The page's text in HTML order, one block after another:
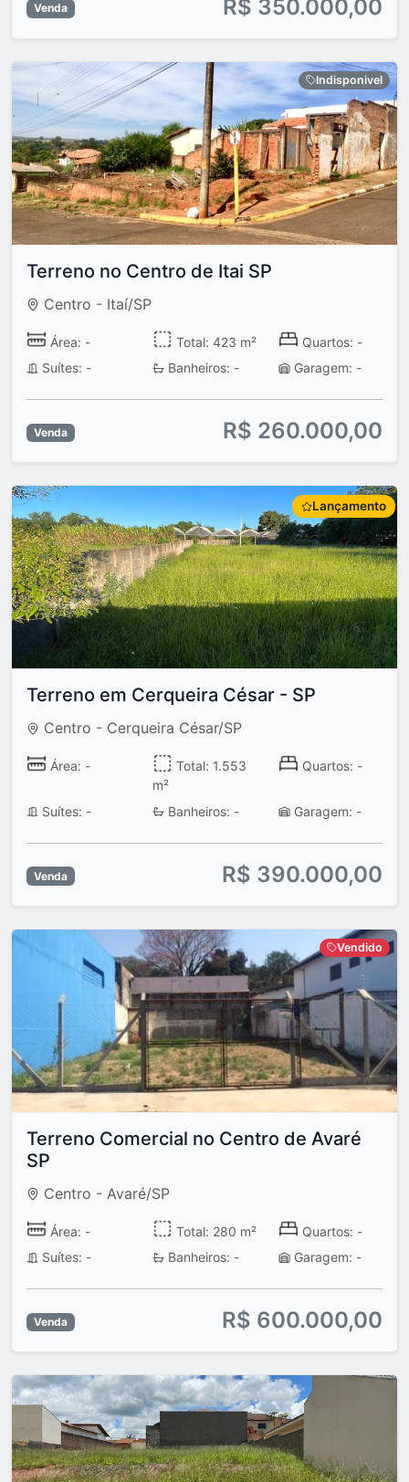
Venda R$ 350.000,00
Indisponivel
Terreno no Centro de Itai SP
Centro - Itaí/SP
Área: - Total: 423 m²
Quartos: -
Suítes: -
Banheiros: - Garagem: -
Venda R$ 260.000,00
Lançamento
Terreno em Cerqueira César - SP
Centro - Cerqueira César/SP
Área: -
Total: 1.553
m²
Quartos: -
Suítes: - Banheiros: - Garagem: -
Venda R$ 390.000,00
Vendido
Terreno Comercial no Centro de Avaré
SP
Centro - Avaré/SP
Área: - Total: 280 m²
Quartos: -
Suítes: -
Banheiros: - Garagem: -
Venda R$ 600.000,00